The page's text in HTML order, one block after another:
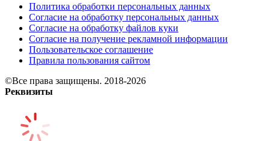
Политика обработки персональных данных
Согласие на обработку персональных данных
Согласие на обработку файлов куки
Согласие на получение рекламной информации
Пользовательское соглашение
Правила пользования сайтом
©Все права защищены. 2018-2026
Реквизиты